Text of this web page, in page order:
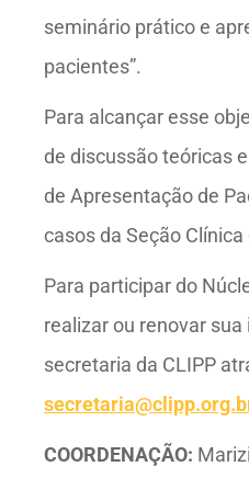
seminário prático e
pacientes”.
Para alcançar esse
de discussão teóricas
de Apresentação de
casos da Seção Clínica
Para participar do
realizar ou renovar
secretaria da CLIPP
COORDENAÇÃO: